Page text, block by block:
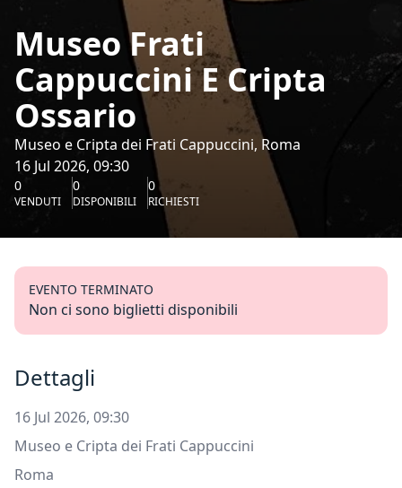
Museo Frati
Cappuccini E Cripta
Ossario
Museo e Cripta dei Frati Cappuccini, Roma
16 Jul 2026, 09:30
0
VENDUTI
0
DISPONIBILI
0
RICHIESTI
EVENTO TERMINATO
Non ci sono biglietti disponibili
Dettagli
16 Jul 2026, 09:30
Museo e Cripta dei Frati Cappuccini
Roma